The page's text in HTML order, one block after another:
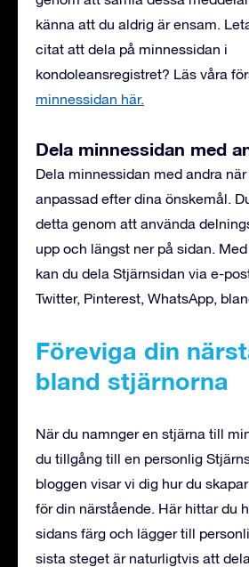
känna att du aldrig är ensam.
citat att dela på minnessidan i
kondoleansregistret? Läs våra
minnessidan här.
Dela minnessidan med
Dela minnessidan med andra
anpassad efter dina önskemål.
detta genom att använda
upp och längst ner på sidan.
kan du dela Stjärnsidan via e-
Twitter, Pinterest, WhatsApp,
Föreviga din
bland stjärnorna
När du namnger en stjärna till
du tillgång till en personlig
bloggen visar vi dig hur du
för din närstående. Här hittar du
sidans färg och lägger till
sista steget är naturligtvis att